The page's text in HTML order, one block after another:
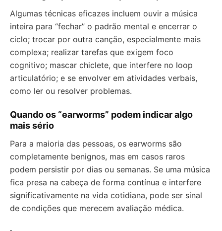
Algumas técnicas eficazes incluem ouvir a música
inteira para “fechar” o padrão mental e encerrar o
ciclo; trocar por outra canção, especialmente mais
complexa; realizar tarefas que exigem foco
cognitivo; mascar chiclete, que interfere no loop
articulatório; e se envolver em atividades verbais,
como ler ou resolver problemas.
Quando os “earworms” podem indicar algo
mais sério
Para a maioria das pessoas, os earworms são
completamente benignos, mas em casos raros
podem persistir por dias ou semanas. Se uma música
fica presa na cabeça de forma contínua e interfere
significativamente na vida cotidiana, pode ser sinal
de condições que merecem avaliação médica.